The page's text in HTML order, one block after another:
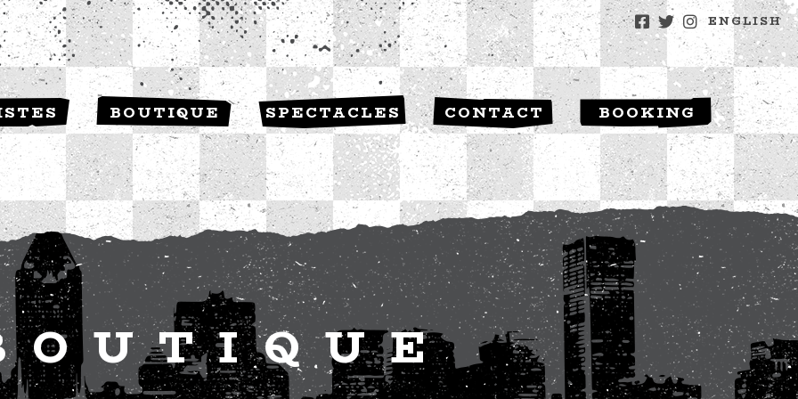
ENGLISH
BOUTIQUE SPECTACLES CONTACT BOOKING